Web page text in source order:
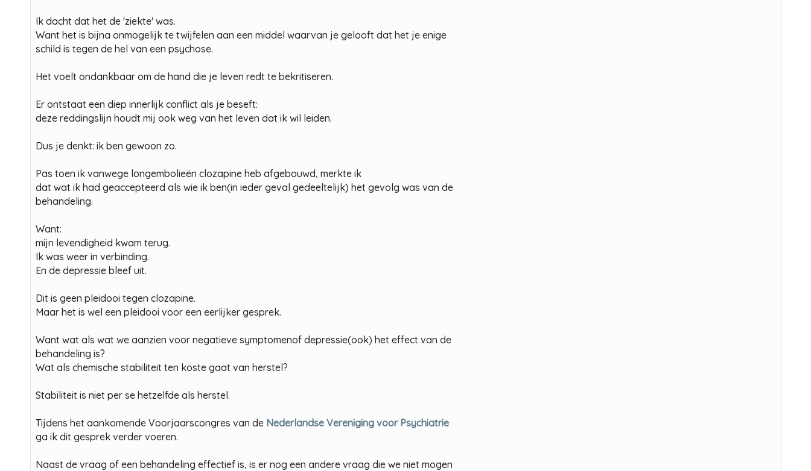
Ik dacht dat het de 'ziekte' was.
Want het is bijna onmogelijk te twijfelen aan een middel waarvan je gelooft dat het je enige
schild is tegen de hel van een psychose.
Het voelt ondankbaar om de hand die je leven redt te bekritiseren.
Er ontstaat een diep innerlijk conflict als je beseft:
deze reddingslijn houdt mij ook weg van het leven dat ik wil leiden.
Dus je denkt: ik ben gewoon zo.
Pas toen ik vanwege longembolieën clozapine heb afgebouwd, merkte ik
dat wat ik had geaccepteerd als wie ik ben(in ieder geval gedeeltelijk) het gevolg was van de
behandeling.
Want:
mijn levendigheid kwam terug.
Ik was weer in verbinding.
En de depressie bleef uit.
Dit is geen pleidooi tegen clozapine.
Maar het is wel een pleidooi voor een eerlijker gesprek.
Want wat als wat we aanzien voor negatieve symptomenof depressie(ook) het effect van de
behandeling is?
Wat als chemische stabiliteit ten koste gaat van herstel?
Stabiliteit is niet per se hetzelfde als herstel.
Tijdens het aankomende Voorjaarscongres van de Nederlandse Vereniging voor Psychiatrie
ga ik dit gesprek verder voeren.
Naast de vraag of een behandeling effectief is, is er nog een andere vraag die we niet mogen